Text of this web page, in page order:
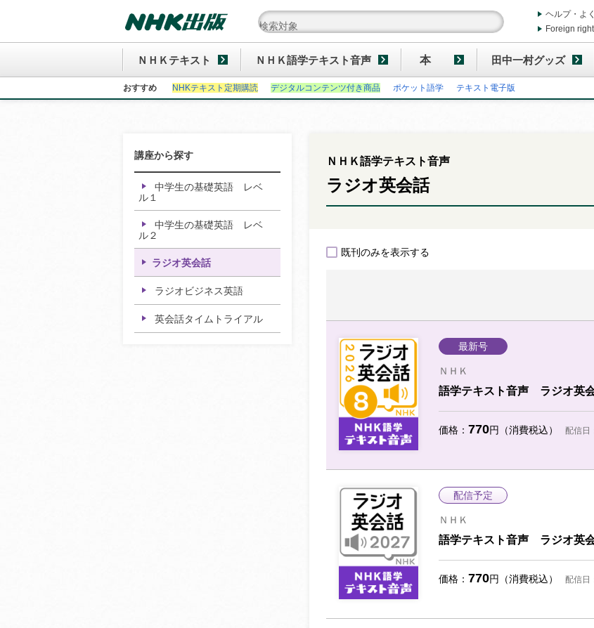
ヘルプ・よ
Foreign
ＮＨＫテキスト ＮＨＫ語学テキスト音声 本 田中一村グッズ
おすすめ NHKテキスト定期購読 デジタルコンテンツ付き商品 ポケット語学 テキスト電子版
ＮＨＫ語学テキスト音声
ラジオ英会話
既刊のみを表示する
最新号
ＮＨＫ
語学テキスト音声 ラジオ英
価格： 770円（消費税込） 配信日
配信予定
ＮＨＫ
語学テキスト音声 ラジオ英
価格： 770円（消費税込） 配信日
講座から探す
中学生の基礎英語 レベ
ル１
中学生の基礎英語 レベ
ル２
ラジオ英会話
ラジオビジネス英語
英会話タイムトライアル